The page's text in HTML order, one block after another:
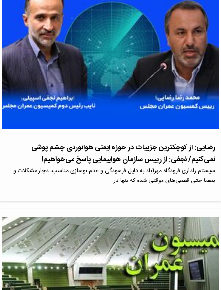
رضایی: از کوچکترین جزییات در حوزه ایمنی هوانوردی چشم پوشی
نمی‌کنیم/ نجفی: از رییس سازمان هواپیمایی پاسخ می‌خواهیم!
سیستم راداری فرودگاه مهرآباد به دلیل فرسودگی و عدم نوسازی مناسب، دچار مشکلات و
بعضا حتی قطعی‌های موقتی شده که تنها در…